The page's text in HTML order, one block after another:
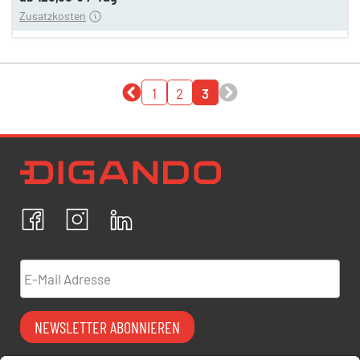
Zusatzkosten
1 2 3
FacebookInstagram
Ich bestätige, dass ich die
Datenschutzrichtlinien
personenbezogenen Daten einverstanden.
E-Mail Adresse
NEWSLETTER ABONNIEREN